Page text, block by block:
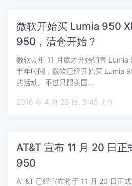
微软开始买 Lumia 950
950，清仓开始？
微软去年 11 月底才开始销售
半年时间，微软已经开始买 Lumia
的活动。不过只限美国…
2016 年 4 月 26 日, 9:45 上午
AT&T 宣布 11 月 20 日
950
AT&T 已经宣布将于 11 月 20 日正